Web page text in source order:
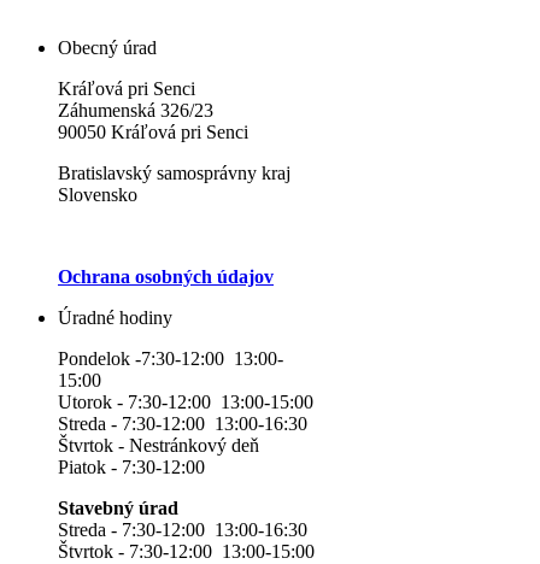
Obecný úrad
Kráľová pri Senci
Záhumenská 326/23
90050 Kráľová pri Senci
Bratislavský samosprávny kraj
Slovensko
Ochrana osobných údajov
Úradné hodiny
Pondelok -7:30-12:00 13:00-
15:00
Utorok - 7:30-12:00 13:00-15:00
Streda - 7:30-12:00 13:00-16:30
Štvrtok - Nestránkový deň
Piatok - 7:30-12:00
Stavebný úrad
Streda - 7:30-12:00 13:00-16:30
Štvrtok - 7:30-12:00 13:00-15:00